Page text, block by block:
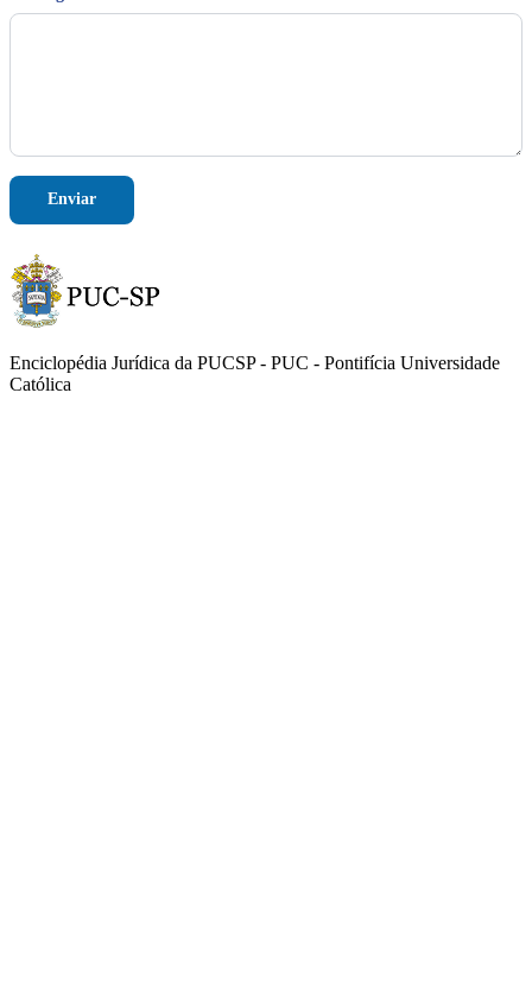
l
Enviar
Enciclopédia Jurídica da PUCSP - PUC - Pontifícia Universidade
Católica